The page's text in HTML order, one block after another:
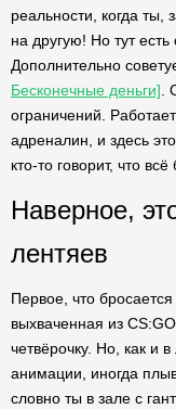
реальности, когда
на другую! Но тут
Дополнительно
Бесконечные деньги]
ограничений.
адреналин, и здесь
кто-то говорит, что всё
Наверное,
лентяев
Первое, что
выхваченная из
четвёрочку. Но, как и
анимации, иногда
словно ты в зале с